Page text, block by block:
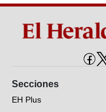
Secciones
EH Plus